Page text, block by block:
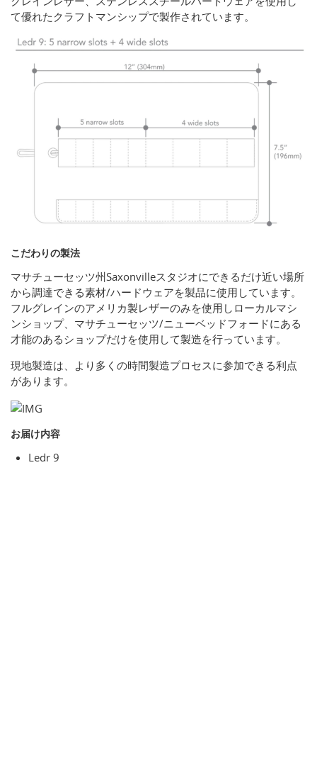
て優れたクラフトマンシップで製作されています。
こだわりの製法
マサチューセッツ州Saxonvilleスタジオにできるだけ近い場所
から調達できる素材/ハードウェアを製品に使用しています。
フルグレインのアメリカ製レザーのみを使用しローカルマシ
ンショップ、マサチューセッツ/ニューベッドフォードにある
才能のあるショップだけを使用して製造を行っています。
現地製造は、より多くの時間製造プロセスに参加できる利点
があります。
お届け内容
Ledr 9